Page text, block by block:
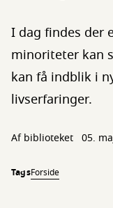
I dag findes der
minoriteter kan
kan få indblik i
livserfaringer.
Af biblioteket 05.
TagsForside